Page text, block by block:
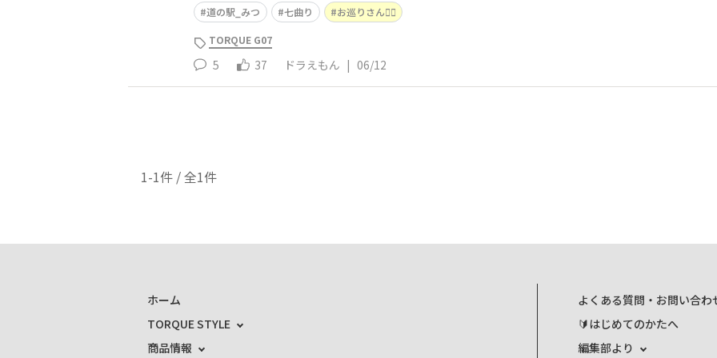
道の駅_みつ 七曲り お巡りさん👮‍♂️
TORQUE G07
5 37 ドラえもん | 06/12
1-1件 / 全1件
ホーム
TORQUE STYLE
商品情報
よくある質問・お問い合わ
🔰はじめてのかたへ
編集部より